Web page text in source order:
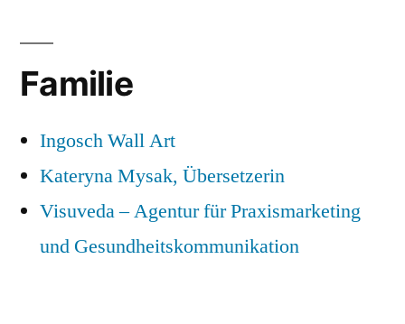
Familie
Ingosch Wall Art
Kateryna Mysak, Übersetzerin
Visuveda – Agentur für Praxismarketing
und Gesundheitskommunikation